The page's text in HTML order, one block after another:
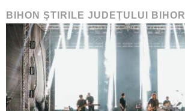
BIHON ŞTIRILE JUDEŢULUI BIHOR